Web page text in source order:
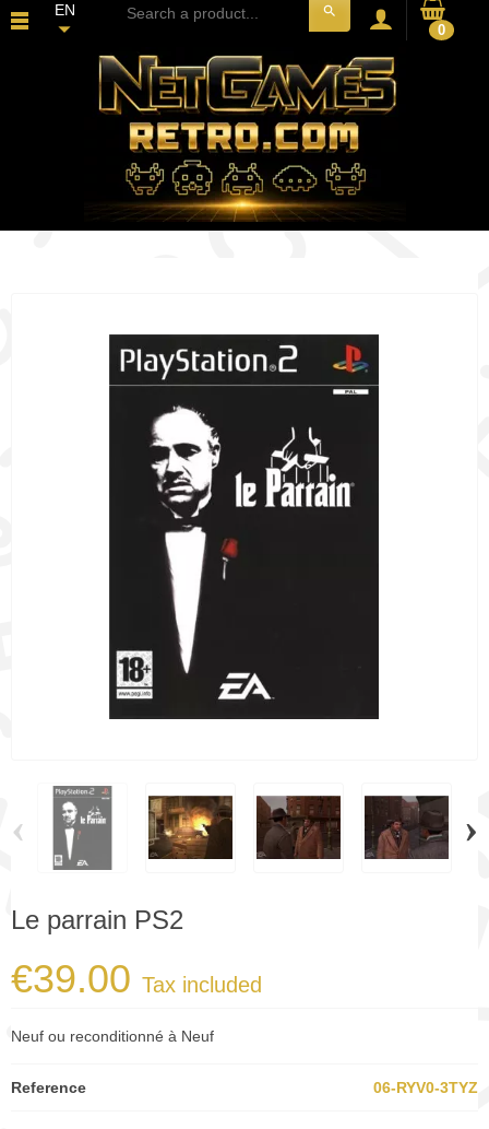
EN
search
0
‹ ›
Le parrain PS2
€39.00 Tax included
Neuf ou reconditionné à Neuf
Reference 06-RYV0-3TYZ